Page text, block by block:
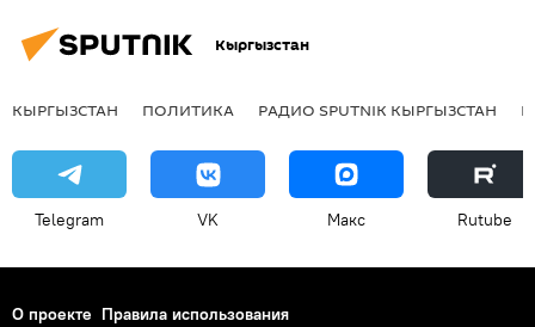
Кыргызстан
КЫРГЫЗСТАН ПОЛИТИКА РАДИО SPUTNIK КЫРГЫЗСТАН
Telegram VK Макс Rutube
О проекте Правила использования